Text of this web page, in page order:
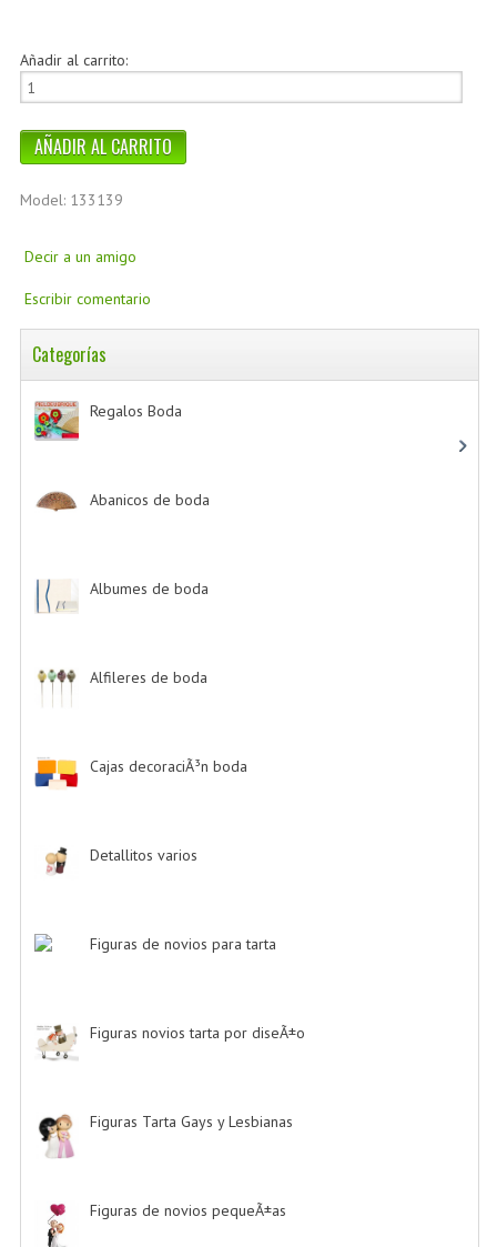
Añadir al carrito:
Model: 133139
Decir a un amigo
Escribir comentario
Categorías
Regalos Boda
Abanicos de boda
Albumes de boda
Alfileres de boda
Cajas decoraciÃ³n boda
Detallitos varios
Figuras de novios para tarta
Figuras novios tarta por diseÃ±o
Figuras Tarta Gays y Lesbianas
Figuras de novios pequeÃ±as